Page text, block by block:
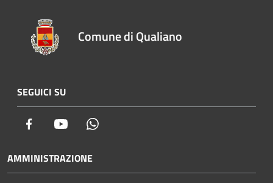
Comune di Qualiano
SEGUICI SU
Facebook Youtube
AMMINISTRAZIONE